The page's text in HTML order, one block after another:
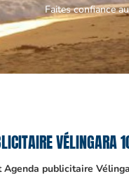
Faites confiance
Agenda publicitaire